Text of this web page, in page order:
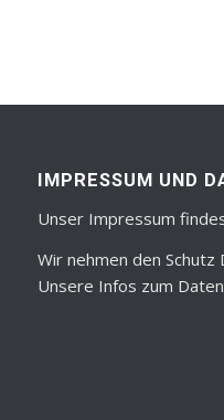
IMPRESSUM UND
Unser Impressum
Wir nehmen den
Unsere Infos zum